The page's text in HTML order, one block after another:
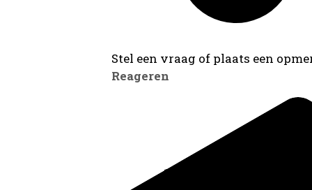
Stel een vraag of plaats een
Reageren